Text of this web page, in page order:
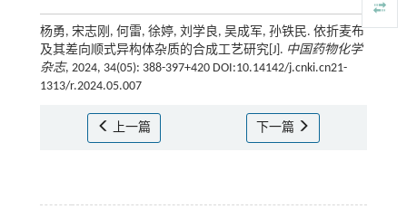
杨勇, 宋志刚, 何雷, 徐婷, 刘学良, 吴成军, 孙铁民. 依折麦布
及其差向顺式异构体杂质的合成工艺研究[J]. 中国药物化学
杂志, 2024, 34(05): 388-397+420 DOI:10.14142/j.cnki.cn21-
1313/r.2024.05.007
上一篇 下一篇